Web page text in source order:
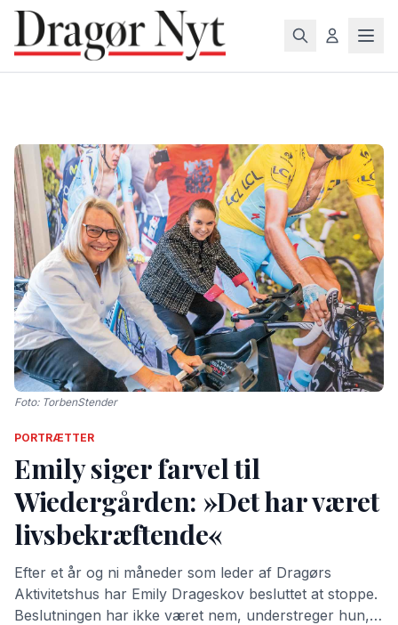
Foto: TorbenStender
PORTRÆTTER
Emily siger farvel til
Wiedergården: »Det har været
livsbekræftende«
Efter et år og ni måneder som leder af Dragørs
Aktivitetshus har Emily Drageskov besluttet at stoppe.
Beslutningen har ikke været nem, understreger hun,